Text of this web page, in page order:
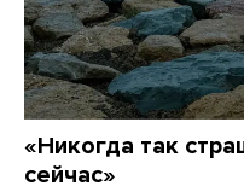
«Никогда так
сейчас»